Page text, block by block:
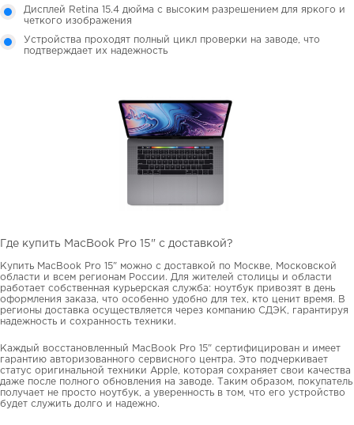
Дисплей Retina 15.4 дюйма с высоким разрешением для яркого и
четкого изображения
Устройства проходят полный цикл проверки на заводе, что
подтверждает их надежность
Где купить MacBook Pro 15" с доставкой?
Купить MacBook Pro 15" можно с доставкой по Москве, Московской
области и всем регионам России. Для жителей столицы и области
работает собственная курьерская служба: ноутбук привозят в день
оформления заказа, что особенно удобно для тех, кто ценит время. В
регионы доставка осуществляется через компанию СДЭК, гарантируя
надежность и сохранность техники.
Каждый восстановленный MacBook Pro 15" сертифицирован и имеет
гарантию авторизованного сервисного центра. Это подчеркивает
статус оригинальной техники Apple, которая сохраняет свои качества
даже после полного обновления на заводе. Таким образом, покупатель
получает не просто ноутбук, а уверенность в том, что его устройство
будет служить долго и надежно.